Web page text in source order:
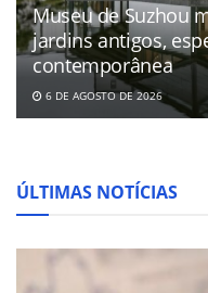
Museu de Suzhou
jardins antigos,
contemporânea
6 DE AGOSTO DE 2026
ÚLTIMAS NOTÍCIAS